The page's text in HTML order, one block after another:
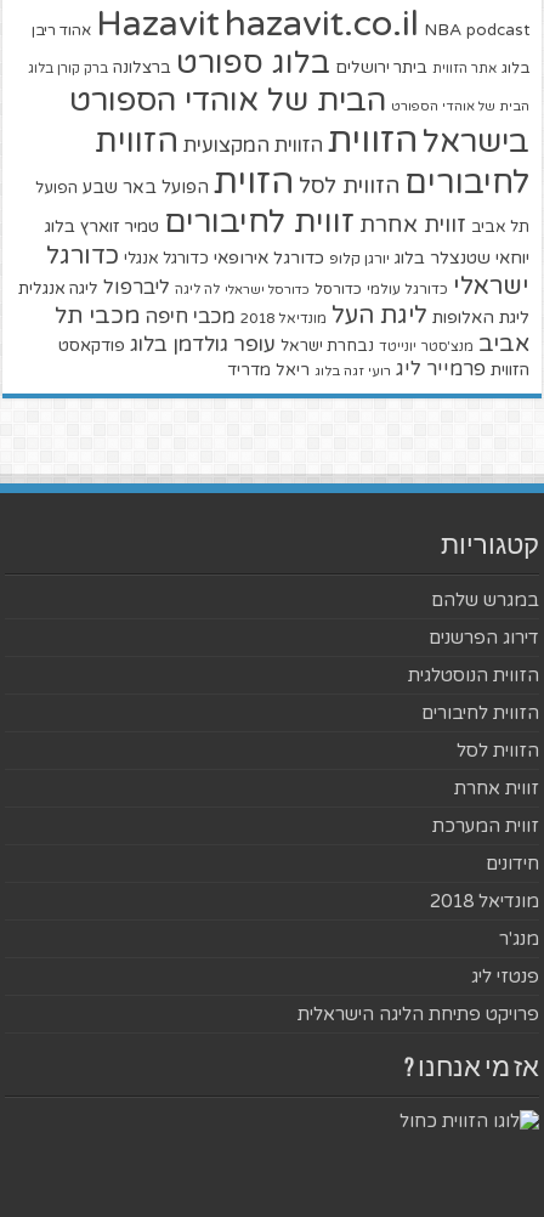
Hazavit hazavit.co.il NBA podcast אהוד ריבן
בלוג אתר הזווית ביתר ירושלים בלוג ספורט ברצלונה ברק קורן בלוג
הבית של אוהדי הספורט הבית של אוהדי הספורט
בישראל הזווית הזווית המקצועית הזווית
לחיבורים הזווית לסל הזוית הפועל באר שבע הפועל
תל אביב זווית אחרת זווית לחיבורים טמיר זוארץ בלוג
יוחאי שטנצלר בלוג יורגן קלופ כדורגל אירופאי כדורגל אנגלי כדורגל
ישראלי כדורגל עולמי כדורסל כדורסל ישראלי לה ליגה ליברפול ליגה אנגלית
ליגת האלופות ליגת העל מונדיאל 2018 מכבי חיפה מכבי תל
אביב מנצ'סטר יונייטד נבחרת ישראל עופר גולדמן בלוג פודקאסט
הזווית פרמייר ליג רועי זגה בלוג ריאל מדריד
קטגוריות
במגרש שלהם
דירוג הפרשנים
הזווית הנוסטלגית
הזווית לחיבורים
הזווית לסל
זווית אחרת
זווית המערכת
חידונים
מונדיאל 2018
מנג'ר
פנטזי ליג
פרויקט פתיחת הליגה הישראלית
אז מי אנחנו ?